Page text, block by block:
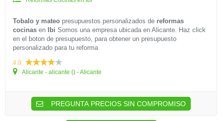
Tobalo y mateo presupuestos personalizados de reformas
cocinas en Ibi Somos una empresa ubicada en Alicante. Haz click
en el boton de presupuesto, para obtener un presupuesto
personalizado para tu reforma
4.0
Alicante - alicante () - Alicante
PREGUNTA PRECIOS SIN COMPROMISO